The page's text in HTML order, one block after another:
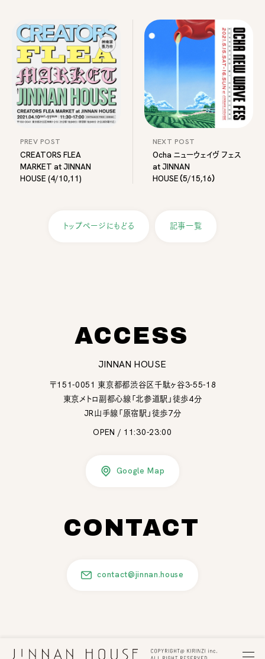
PREV POST
CREATORS FLEA
MARKET at JINNAN
HOUSE (4/10,11)
NEXT POST
Ocha ニューウェイヴ フェス
at JINNAN
HOUSE（5/15,16）
トップページにもどる 記事一覧
ACCESS
JINNAN HOUSE
〒151-0051 東京都都渋谷区千駄ヶ谷3-55-18
東京メトロ副都心線「北参道駅」徒歩4分
JR山手線「原宿駅」徒歩7分
OPEN / 11:30-23:00
Google Map
CONTACT
contact@jinnan.house